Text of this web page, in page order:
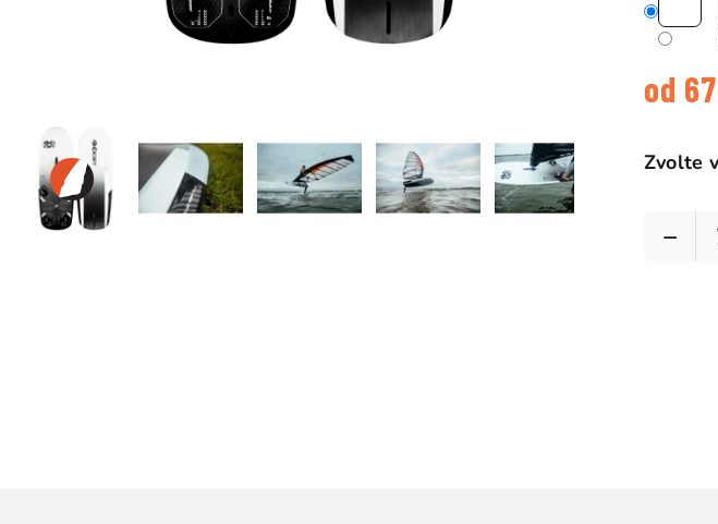
od
cena:
Zvolte
−